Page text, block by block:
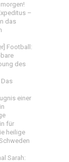
–
das
Football:
des
einer
für
heilige
Sarah: